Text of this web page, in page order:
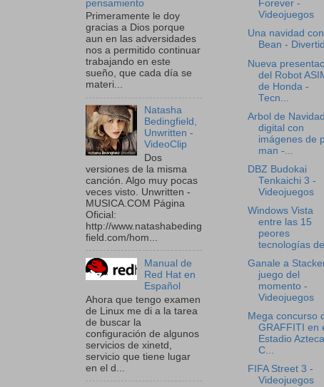
pensamiento
Primeramente le doy
gracias a Dios porque
aun en las adversidades
nos a permitido continuar
trabajando en este
sueño, que cada día se
materi...
Natasha
Bedingfield,
Unwritten -
VideoClip
Dos
versiones de la misma
canción. Algo muy pocas
veces visto. Unwritten -
MUSICA.COM Página
Oficial:
http://www.natashabeding
field.com/hom...
Manual de
Red Hat en
Español
Ahora que tengo examen
de Linux me di a la tarea
de buscar la
configuración de algunos
servicios de xinetd,
servicio que tiene lugar
en el d...
Forever -
Videojuegos
Una navidad
Bean -
Nueva
del Robot
de Honda -
Tecn...
Arbol de
digital con
imágenes de
man -...
DBZ Budokai
Tenkaichi 3 -
Videojuegos
Windows Vista
entre las 15
peores
tecnologías
Ganale a
juego del
momento -
Videojuegos
Mega concurso
GRAFFITI en
Estadio
C...
FIFA Street 3 -
Videojuegos